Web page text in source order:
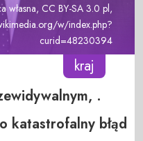
własna, CC BY-SA 3.0 pl,
w/index.php?
curid=48230394
kraj
.
katastrofalny błąd